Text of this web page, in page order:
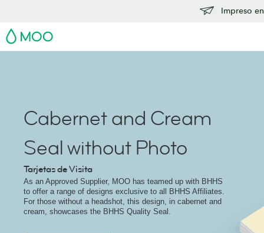
Impreso
MOO
Cabernet and Cream
Seal without Photo
Tarjetas de Visita
As an Approved Supplier, MOO has teamed up with BHHS
to offer a range of designs exclusive to all BHHS Affiliates.
For those without a headshot, this design, in cabernet and
cream, showcases the BHHS Quality Seal.